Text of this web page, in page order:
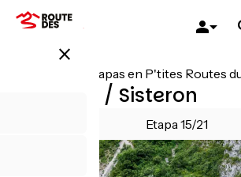
Pasar
close
Todas las etapas en P'tites Routes
Salérans / Sisteron
Etapa 15/21